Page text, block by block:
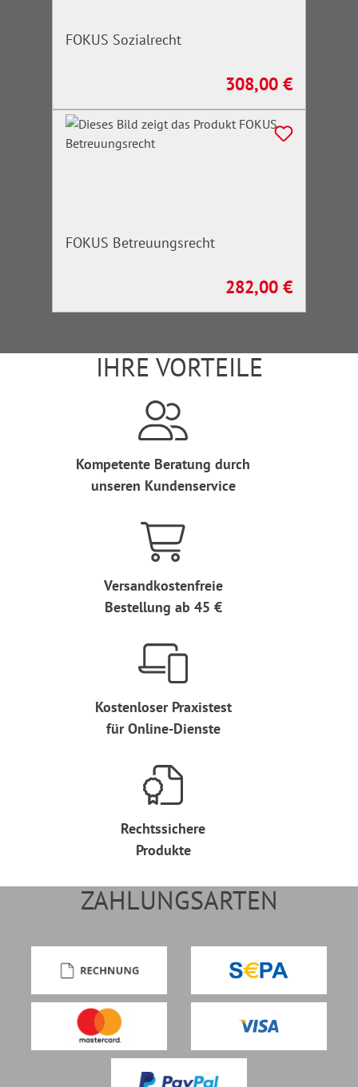
FOKUS Sozialrecht
Regulärer Preis:
308,00 €
FOKUS Betreuungsrecht
Regulärer Preis:
282,00 €
IHRE VORTEILE
Kompetente Beratung durch
unseren Kundenservice
Versandkostenfreie
Bestellung ab 45 €
Kostenloser Praxistest
für Online-Dienste
Rechtssichere
Produkte
ZAHLUNGSARTEN